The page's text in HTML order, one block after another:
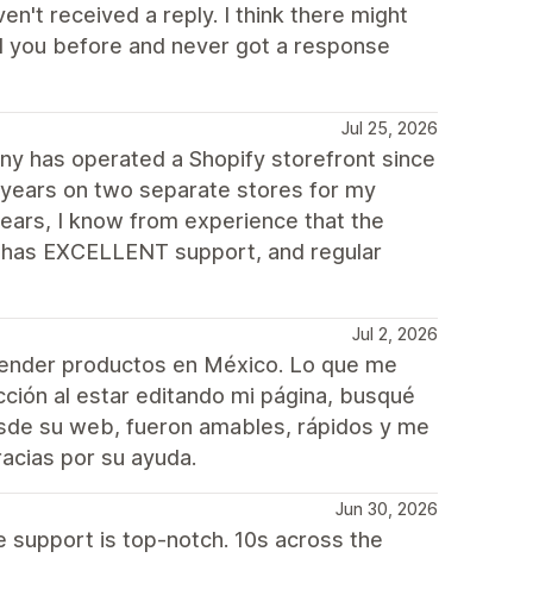
received a reply. I think there might
before and never got a response
Jul 25, 2026
has operated a Shopify storefront since
on two separate stores for my
I know from experience that the
EXCELLENT support, and regular
Jul 2, 2026
productos en México. Lo que me
al estar editando mi página, busqué
su web, fueron amables, rápidos y me
por su ayuda.
Jun 30, 2026
support is top-notch. 10s across the